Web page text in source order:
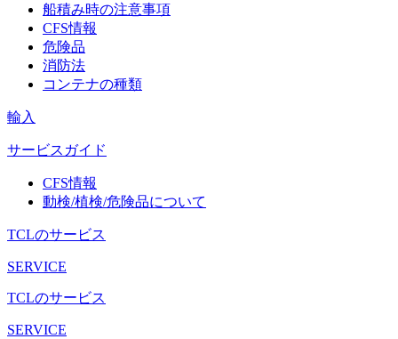
船積み時の注意事項
CFS情報
危険品
消防法
コンテナの種類
輸入
サービスガイド
CFS情報
動検/植検/危険品について
TCLのサービス
SERVICE
TCLのサービス
SERVICE